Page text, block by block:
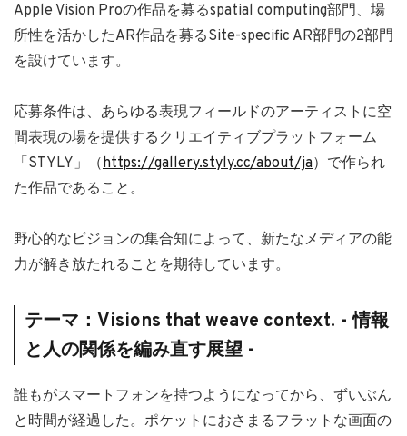
Apple Vision Proの作品を募るspatial computing部門、場
所性を活かしたAR作品を募るSite-specific AR部門の2部門
を設けています。
応募条件は、あらゆる表現フィールドのアーティストに空
間表現の場を提供するクリエイティブプラットフォーム
「STYLY」（https://gallery.styly.cc/about/ja）で作られ
た作品であること。
野心的なビジョンの集合知によって、新たなメディアの能
力が解き放たれることを期待しています。
テーマ：Visions that weave context. - 情報
と人の関係を編み直す展望 -
誰もがスマートフォンを持つようになってから、ずいぶん
と時間が経過した。ポケットにおさまるフラットな画面の